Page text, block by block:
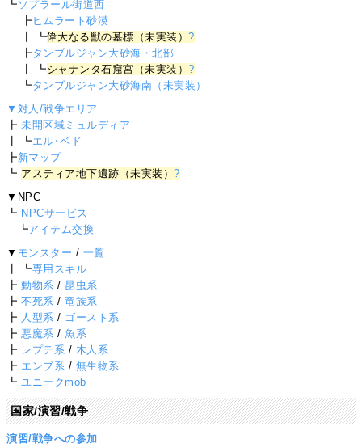
┗ ソプラール街道西
┣ ヒムラート砂漠
┃ ┗偉大なる獣の墓標（未実装）?
┣ タンブルジャン大砂海・北部
┃ ┗シャナンタ石窟宮（未実装）?
┗ タンブルジャン大砂海南（未実装）
▼対人/戦争エリア
┣未開区域ミュルディア
┃ ┗エル･ベド
┣新マップ
┗ アスティア地下遺跡（未実装）?
▼NPC
┗ NPCサービス
┗アイテム交換
▼ モンスター / 一覧
┃ ┗専用スキル
┣動物系 / 昆虫系
┣不死系 /竜族系
┣ 人型系 / ゴースト系
┣悪魔系 /魚系
┣ レプテ系 / 木人系
┣ エンブ系 / 無生物系
┗ユニークmob
国家/演習/戦争
演習/戦争への参加